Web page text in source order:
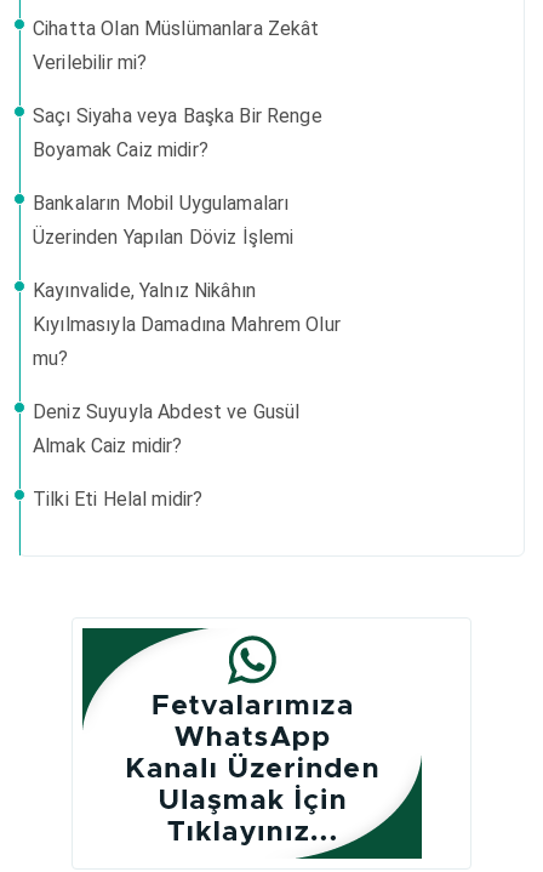
Cihatta Olan Müslümanlara Zekât
Verilebilir mi?
Saçı Siyaha veya Başka Bir Renge
Boyamak Caiz midir?
Bankaların Mobil Uygulamaları
Üzerinden Yapılan Döviz İşlemi
Kayınvalide, Yalnız Nikâhın
Kıyılmasıyla Damadına Mahrem Olur
mu?
Deniz Suyuyla Abdest ve Gusül
Almak Caiz midir?
Tilki Eti Helal midir?